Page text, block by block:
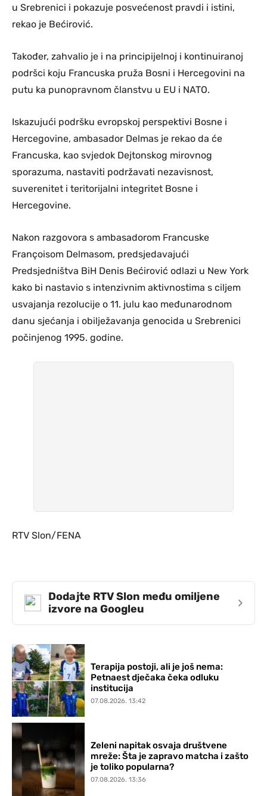
u Srebrenici i pokazuje posvećenost pravdi i istini,
rekao je Bećirović.
Također, zahvalio je i na principijelnoj i kontinuiranoj
podršci koju Francuska pruža Bosni i Hercegovini na
putu ka punopravnom članstvu u EU i NATO.
Iskazujući podršku evropskoj perspektivi Bosne i
Hercegovine, ambasador Delmas je rekao da će
Francuska, kao svjedok Dejtonskog mirovnog
sporazuma, nastaviti podržavati nezavisnost,
suverenitet i teritorijalni integritet Bosne i
Hercegovine.
Nakon razgovora s ambasadorom Francuske
Françoisom Delmasom, predsjedavajući
Predsjedništva BiH Denis Bećirović odlazi u New York
kako bi nastavio s intenzivnim aktivnostima s ciljem
usvajanja rezolucije o 11. julu kao međunarodnom
danu sjećanja i obilježavanja genocida u Srebrenici
počinjenog 1995. godine.
RTV Slon/FENA
Dodajte RTV Slon među omiljene
izvore na Googleu
›
Terapija postoji, ali je još nema:
Petnaest dječaka čeka odluku
institucija
07.08.2026. 13:42
Zeleni napitak osvaja društvene
mreže: Šta je zapravo matcha i zašto
je toliko popularna?
07.08.2026. 13:36